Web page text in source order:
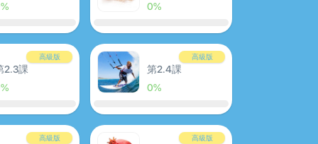
0%
高級版
2.3課
高級版
第2.4課
0%
高級版 高級版